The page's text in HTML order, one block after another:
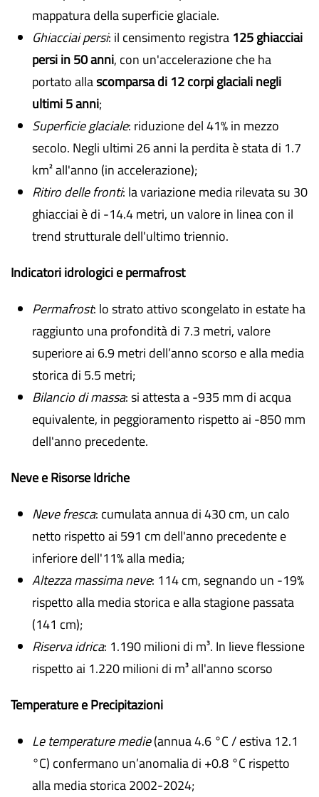
mappatura della superficie glaciale.
Ghiacciai persi: il censimento registra 125 ghiacciai
persi in 50 anni, con un'accelerazione che ha
portato allascomparsa di 12 corpi glaciali negli
ultimi 5 anni;
Superficie glaciale: riduzione del 41% in mezzo
secolo. Negli ultimi 26 anni la perdita è stata di 1.7
km² all'anno (in accelerazione);
Ritiro delle fronti: la variazione media rilevata su 30
ghiacciai è di -14.4 metri, un valore in linea con il
trend strutturale dell'ultimo triennio.
Indicatori idrologici e permafrost
Permafrost: lo strato attivo scongelato in estate ha
raggiunto una profondità di 7.3 metri, valore
superiore ai 6.9 metri dell’anno scorso e alla media
storica di 5.5 metri;
Bilancio di massa: si attesta a -935 mm di acqua
equivalente, in peggioramento rispetto ai -850 mm
dell'anno precedente.
Neve e Risorse Idriche
Neve fresca: cumulata annua di 430 cm, un calo
netto rispetto ai 591 cm dell'anno precedente e
inferiore dell'11% alla media;
Altezza massima neve: 114 cm, segnando un -19%
rispetto alla media storica e alla stagione passata
(141 cm);
Riserva idrica: 1.190 milioni di m³. In lieve flessione
rispetto ai 1.220 milioni di m³ all'anno scorso
Temperature e Precipitazioni
Le temperature medie(annua 4.6 °C / estiva 12.1
°C) confermano un’anomalia di +0.8 °C rispetto
alla media storica 2002-2024;